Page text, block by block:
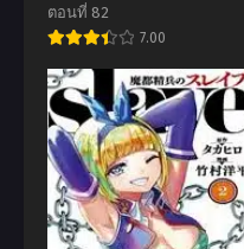
ตอนที่ 82
7.00